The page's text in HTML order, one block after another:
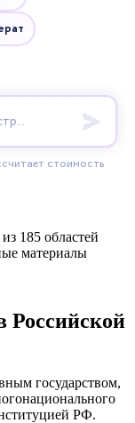
185 областей
материалы
Российской
государством,
РФ.